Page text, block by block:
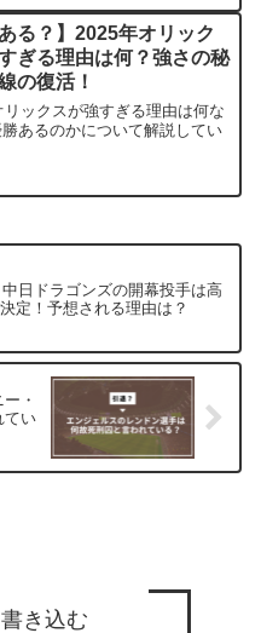
ある？】2025年オリック
ぎる理由は何？強さの秘
の復活！
リックスが強すぎる理由は何な
あるのかについて解説してい
中日ドラゴンズの開幕投手は高
定！予想される理由は？
・
てい
き込む